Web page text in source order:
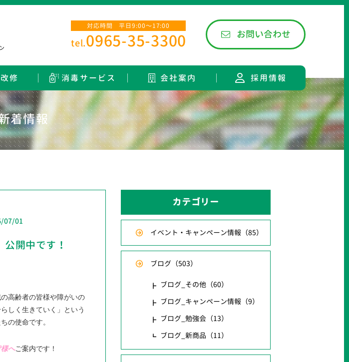
対応時間 平日9:00〜17:00
tel.0965-35-3300 お問い合わせ
修 消毒サービス 会社案内 採用情報
着情報
07/01
開中です！
高齢者の皆様や障がいの
しく生きていく」という
の使命です。
へご案内です！
カテゴリー
イベント・キャンペーン情報 （85）
ブログ （503）
ブログ_その他 （60）
ブログ_キャンペーン情報 （9）
ブログ_勉強会 （13）
ブログ_新商品 （11）